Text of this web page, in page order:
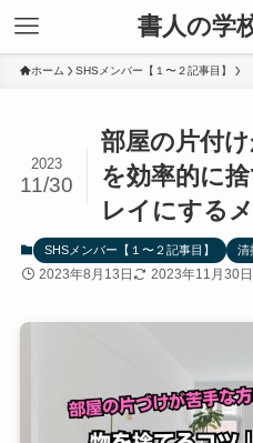
書人の学
ホーム SHSメンバー【１〜２記事目】
部屋の片付
を効率的に
レイにする
2023
11/30
SHSメンバー【１〜２記事目】 清
2023年8月13日 2023年11月30日